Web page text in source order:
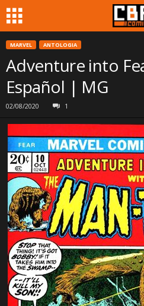
MARVEL ANTOLOGIA
Adventure into
Español | MG
02/08/2020 1